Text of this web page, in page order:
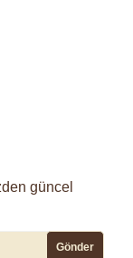
güncel
Gönder